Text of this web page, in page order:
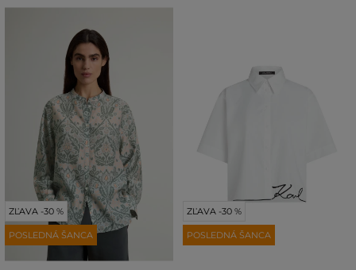
ZĽAVA -30 %
POSLEDNÁ ŠANCA
ZĽAVA -30 %
POSLEDNÁ ŠANCA